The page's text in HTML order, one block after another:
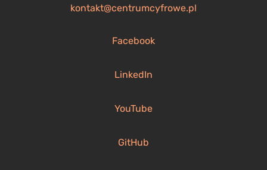
kontakt@centrumcyfrowe.pl
Facebook
LinkedIn
YouTube
GitHub